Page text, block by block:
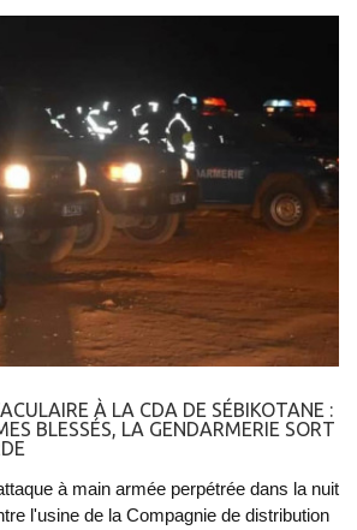
À LA CDA DE SÉBIKOTANE :
BLESSÉS, LA GENDARMERIE SORT
à main armée perpétrée dans la nuit
l'usine de la Compagnie de distribution